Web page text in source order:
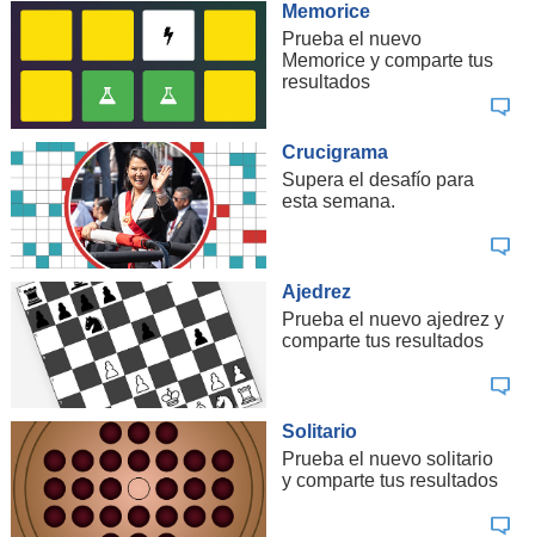
Memorice
Prueba el nuevo
Memorice y comparte tus
resultados
Crucigrama
Supera el desafío para
esta semana.
Ajedrez
Prueba el nuevo ajedrez y
comparte tus resultados
Solitario
Prueba el nuevo solitario
y comparte tus resultados